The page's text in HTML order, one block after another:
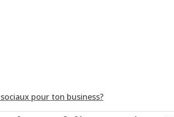
pour ton business?